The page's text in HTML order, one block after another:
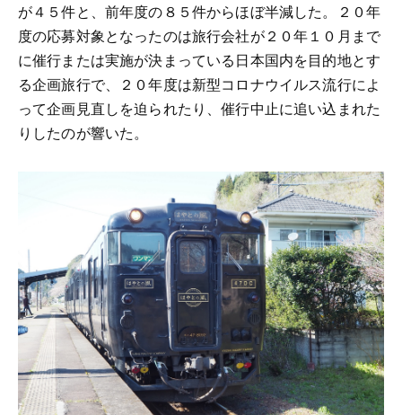
が４５件と、前年度の８５件からほぼ半減した。２０年
度の応募対象となったのは旅行会社が２０年１０月まで
に催行または実施が決まっている日本国内を目的地とす
る企画旅行で、２０年度は新型コロナウイルス流行によ
って企画見直しを迫られたり、催行中止に追い込まれた
りしたのが響いた。